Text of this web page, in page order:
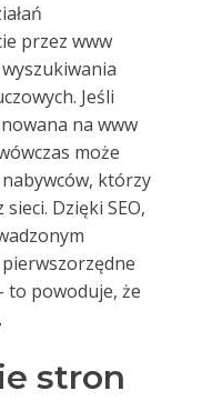
przez www
Jeśli
na www
może
którzy
Dzięki SEO,
to powoduje, że
stron